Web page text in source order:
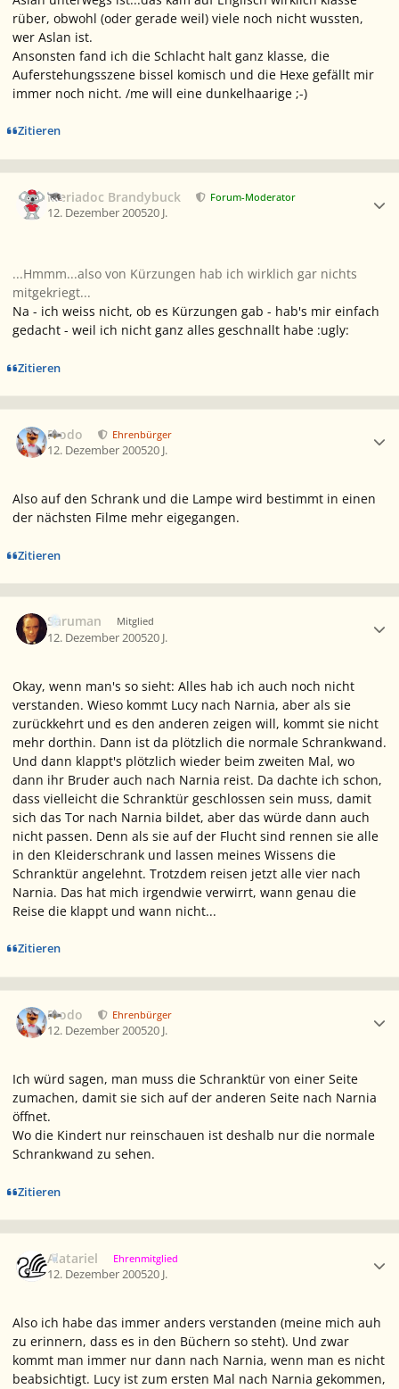
rüber, obwohl (oder gerade weil) viele noch nicht wussten,
wer Aslan ist.
Ansonsten fand ich die Schlacht halt ganz klasse, die
Auferstehungsszene bissel komisch und die Hexe gefällt mir
immer noch nicht. /me will eine dunkelhaarige ;-)
Zitieren
Meriadoc Brandybuck Forum-Moderator
12. Dezember 200520 J.
...Hmmm...also von Kürzungen hab ich wirklich gar nichts
mitgekriegt...
Na - ich weiss nicht, ob es Kürzungen gab - hab's mir einfach
gedacht - weil ich nicht ganz alles geschnallt habe :ugly:
Zitieren
Frodo Ehrenbürger
12. Dezember 200520 J.
Also auf den Schrank und die Lampe wird bestimmt in einen
der nächsten Filme mehr eigegangen.
Zitieren
Saruman Mitglied
12. Dezember 200520 J.
Okay, wenn man's so sieht: Alles hab ich auch noch nicht
verstanden. Wieso kommt Lucy nach Narnia, aber als sie
zurückkehrt und es den anderen zeigen will, kommt sie nicht
mehr dorthin. Dann ist da plötzlich die normale Schrankwand.
Und dann klappt's plötzlich wieder beim zweiten Mal, wo
dann ihr Bruder auch nach Narnia reist. Da dachte ich schon,
dass vielleicht die Schranktür geschlossen sein muss, damit
sich das Tor nach Narnia bildet, aber das würde dann auch
nicht passen. Denn als sie auf der Flucht sind rennen sie alle
in den Kleiderschrank und lassen meines Wissens die
Schranktür angelehnt. Trotzdem reisen jetzt alle vier nach
Narnia. Das hat mich irgendwie verwirrt, wann genau die
Reise die klappt und wann nicht...
Zitieren
Frodo Ehrenbürger
12. Dezember 200520 J.
Ich würd sagen, man muss die Schranktür von einer Seite
zumachen, damit sie sich auf der anderen Seite nach Narnia
öffnet.
Wo die Kindert nur reinschauen ist deshalb nur die normale
Schrankwand zu sehen.
Zitieren
Alatariel Ehrenmitglied
12. Dezember 200520 J.
Also ich habe das immer anders verstanden (meine mich auh
zu erinnern, dass es in den Büchern so steht). Und zwar
kommt man immer nur dann nach Narnia, wenn man es nicht
beabsichtigt. Lucy ist zum ersten Mal nach Narnia gekommen,